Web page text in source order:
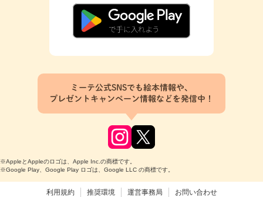
ミーテ公式SNSでも絵本情報や、
プレゼントキャンペーン情報などを発信中！
※AppleとAppleのロゴは、Apple Inc.の商標です。
※Google Play、Google Play ロゴは、Google LLC の商標です。
利用規約 推奨環境 運営事務局 お問い合わせ